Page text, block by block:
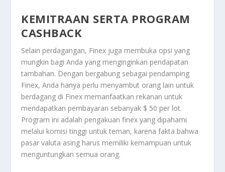
KEMITRAAN SERTA PROGRAM
CASHBACK
Selain perdagangan, Finex juga membuka opsi yang
mungkin bagi Anda yang menginginkan pendapatan
tambahan. Dengan bergabung sebagai pendamping
Finex, Anda hanya perlu menyambut orang lain untuk
berdagang di Finex memanfaatkan rekanan untuk
mendapatkan pembayaran sebanyak $ 50 per lot.
Program ini adalah pengakuan finex yang dipahami
melalui komisi tinggi untuk teman, karena fakta bahwa
pasar valuta asing harus memiliki kemampuan untuk
menguntungkan semua orang.